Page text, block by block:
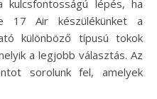
kulcsfontosságú lépés, ha
17 Air készülékünket a
különböző típusú tokok
a legjobb választás. Az
sorolunk fel, amelyek